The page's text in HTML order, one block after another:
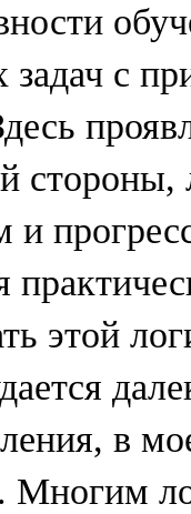
задач с
и
этой
в
Многим